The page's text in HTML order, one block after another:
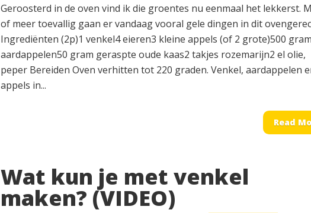
Geroosterd in de oven vind ik die groentes nu eenmaal het lekkerst.
of meer toevallig gaan er vandaag vooral gele dingen in dit
Ingrediënten (2p)1 venkel4 eieren3 kleine appels (of 2 grote)500 gram
aardappelen50 gram geraspte oude kaas2 takjes rozemarijn2 el olie,
peper Bereiden Oven verhitten tot 220 graden. Venkel, aardappelen
appels in...
Read
Wat kun je met venkel
maken? (VIDEO)